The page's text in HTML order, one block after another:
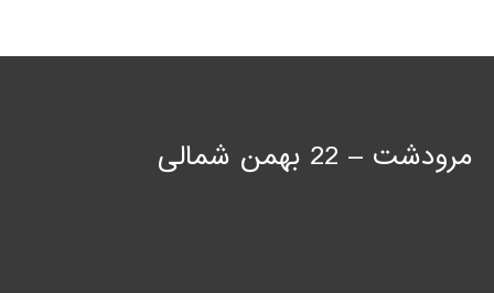
مرودشت – 22 بهمن شمالی